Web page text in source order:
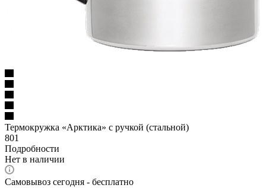
Термокружка «Арктика» с ручкой (стальной)
801
Подробности
Нет в наличии
Самовывоз сегодня - бесплатно